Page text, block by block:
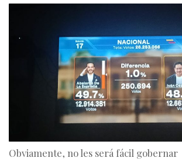
Obviamente, no les será fácil